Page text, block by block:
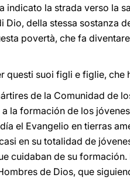
indicato la strada verso la
Dio, della stessa sostanza
povertà, che fa
questi suoi figli e figlie,
de la Comunidad de
la formación de los
el Evangelio en tierras
en su totalidad de
cuidaban de su
de Dios, que